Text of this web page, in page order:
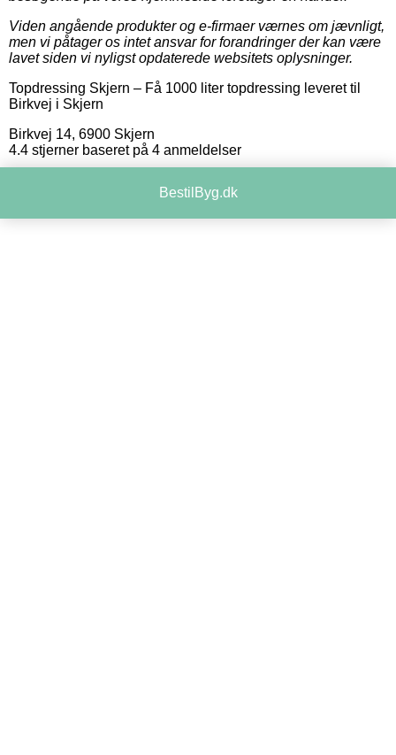
Viden angående produkter og e-firmaer værnes om jævnligt,
men vi påtager os intet ansvar for forandringer der kan være
lavet siden vi nyligst opdaterede websitets oplysninger.
Topdressing Skjern – Få 1000 liter topdressing leveret til
Birkvej i Skjern
Birkvej 14, 6900 Skjern
4.4 stjerner baseret på 4 anmeldelser
BestilByg.dk